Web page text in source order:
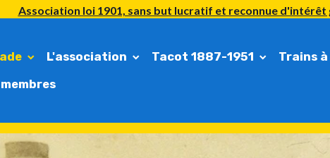
Association loi 1901, sans but lucratif et reconnue d'intérêt
L'association Tacot 1887-1951 Trains